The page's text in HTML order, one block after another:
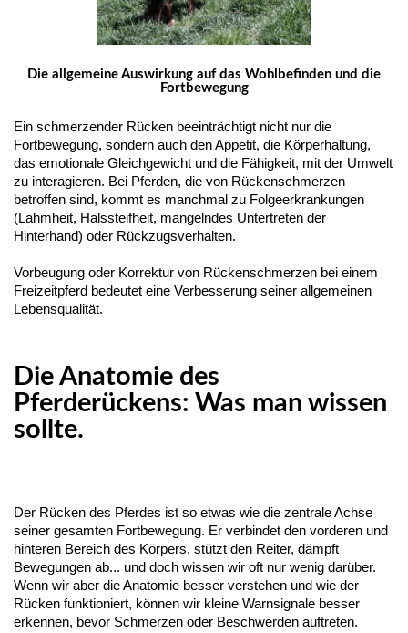
Die allgemeine Auswirkung auf das Wohlbefinden und die
Fortbewegung
Ein schmerzender Rücken beeinträchtigt nicht nur die
Fortbewegung, sondern auch den Appetit, die Körperhaltung,
das emotionale Gleichgewicht und die Fähigkeit, mit der Umwelt
zu interagieren. Bei Pferden, die von Rückenschmerzen
betroffen sind, kommt es manchmal zu Folgeerkrankungen
(Lahmheit, Halssteifheit, mangelndes Untertreten der
Hinterhand) oder Rückzugsverhalten.
Vorbeugung oder Korrektur von Rückenschmerzen bei einem
Freizeitpferd bedeutet eine Verbesserung seiner allgemeinen
Lebensqualität.
Die Anatomie des
Pferderückens: Was man wissen
sollte.
Der Rücken des Pferdes ist so etwas wie die zentrale Achse
seiner gesamten Fortbewegung. Er verbindet den vorderen und
hinteren Bereich des Körpers, stützt den Reiter, dämpft
Bewegungen ab... und doch wissen wir oft nur wenig darüber.
Wenn wir aber die Anatomie besser verstehen und wie der
Rücken funktioniert, können wir kleine Warnsignale besser
erkennen, bevor Schmerzen oder Beschwerden auftreten.